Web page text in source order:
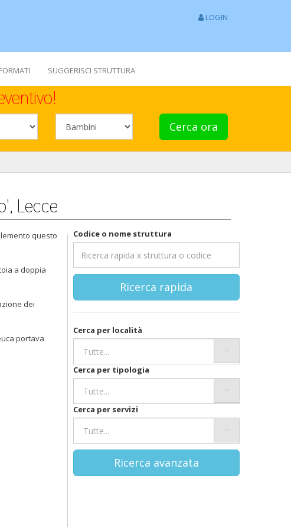
LOGIN
SUGGERISCI STRUTTURA
Cerca ora
Lecce
questo
a doppia
dei
portava
Codice o nome struttura
Ricerca rapida
Cerca per località
Cerca per tipologia
Cerca per servizi
Ricerca avanzata